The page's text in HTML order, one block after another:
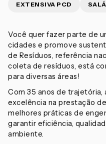
EXTENSIVA PCD
Você quer fazer parte de
cidades e promove
de Resíduos, referência
coleta de resíduos, está
para diversas áreas!
Com 35 anos de trajetória,
excelência na prestação
melhores práticas de
garantir eficiência,
ambiente.